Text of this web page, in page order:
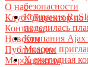
О нас
Клуб "Директор по
Контакты
Новости
Публикации
Мероприятия
безопасности
Компания
поделилась
Компания Ajax
Moscow
X ежегодная